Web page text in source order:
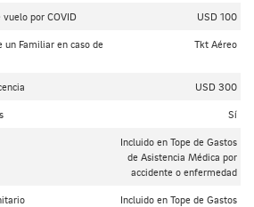
por COVID USD 100
un Familiar en caso de
Tkt Aéreo
USD 300
Sí
Incluido en Tope de Gastos
de Asistencia Médica por
accidente o enfermedad
Incluido en Tope de Gastos